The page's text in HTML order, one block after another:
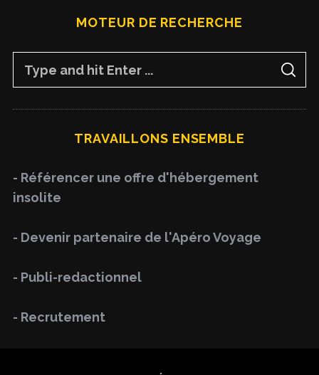
MOTEUR DE RECHERCHE
f
o
:
S
A
C
TRAVAILLONS ENSEMBLE
- Référencer une offre d'hébergement
insolite
- Devenir partenaire de l'Apéro Voyage
- Publi-redactionnel
- Recrutement